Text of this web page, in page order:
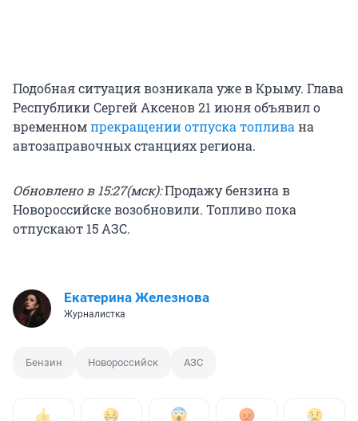
Подобная ситуация возникала уже в Крыму. Глава
Республики Сергей Аксенов 21 июня объявил о
временномпрекращении отпуска топлива на
автозаправочных станциях региона.
Обновлено в 15:27(мск):Продажу бензина в
Новороссийске возобновили. Топливо пока
отпускают 15 АЗС.
Екатерина Железнова
Журналистка
Бензин Новороссийск АЗС